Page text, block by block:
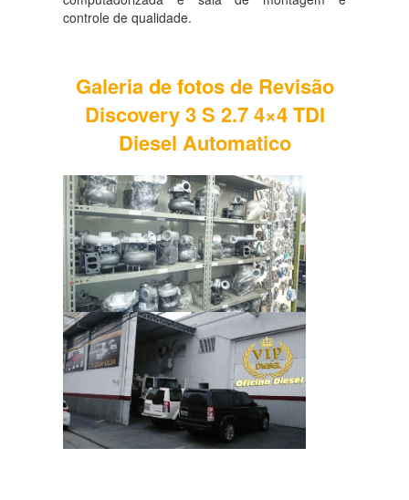
controle de qualidade.
Galeria de fotos de Revisão
Discovery 3 S 2.7 4×4 TDI
Diesel Automatico